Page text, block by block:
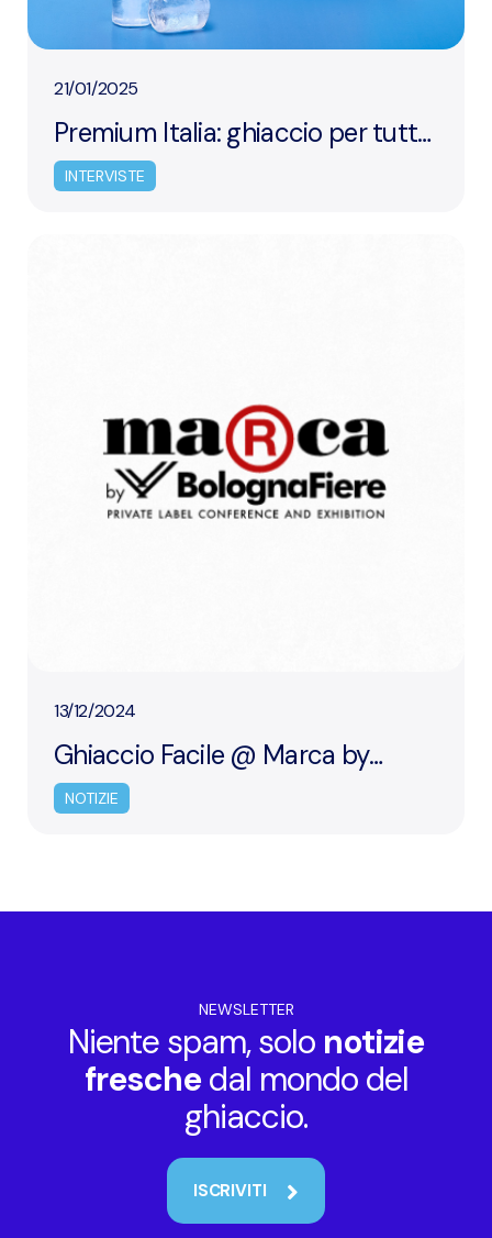
21/01/2025
Premium Italia: ghiaccio per tutte
le occasioni
INTERVISTE
13/12/2024
Ghiaccio Facile @ Marca by
BolognaFiere 2025
NOTIZIE
NEWSLETTER
Niente spam, solo notizie
fresche dal mondo del
ghiaccio.
ISCRIVITI